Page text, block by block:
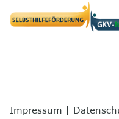
Impressum